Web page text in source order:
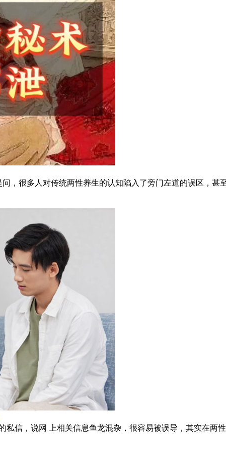
，很多人对传统两性养生的认知陷入了旁门左道的误区，
私信，说网 上相关信息鱼龙混杂，很容易被误导，其实在两